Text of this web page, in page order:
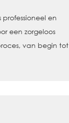
professioneel en
een zorgeloos
van begin tot